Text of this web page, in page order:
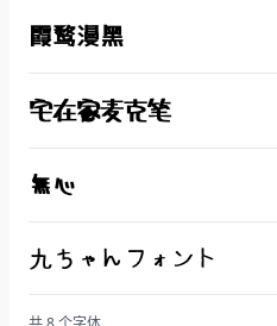
霞鹜漫黑
宅在家麦克笔
無心
九ちゃんフォント